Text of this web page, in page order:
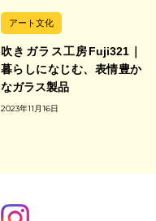
アート文化
吹きガラス工房Fuji321｜
暮らしになじむ、表情豊か
なガラス製品
2023年11月16日